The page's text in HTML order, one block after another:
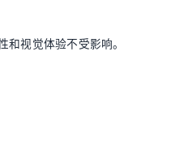
视觉体验不受影响。